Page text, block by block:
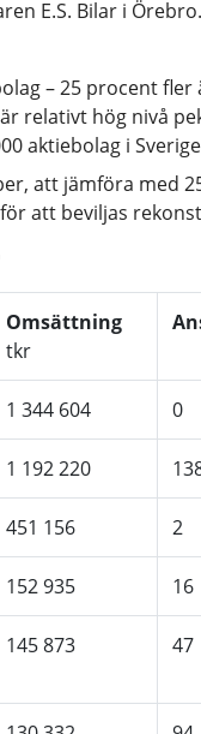
E.S. Bilar i Örebro.
– 25 procent
relativt hög nivå
aktiebolag i
att jämföra med
att beviljas
Omsättning
tkr
1 344 604 0
1 192 220
451 156 2
152 935 16
145 873 47